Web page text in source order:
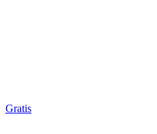
Gratis